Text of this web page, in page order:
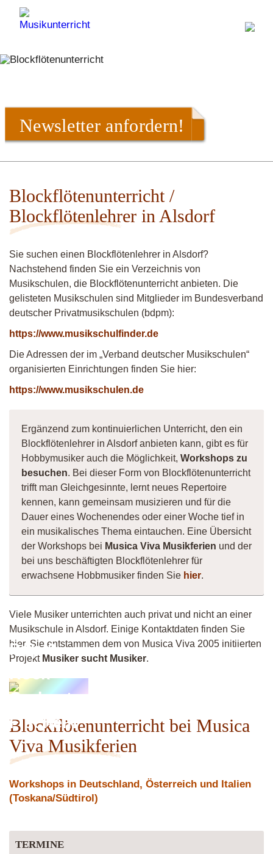
Newsletter anfordern!
Blockflötenunterricht /
Blockflötenlehrer in Alsdorf
Sie suchen einen Blockflötenlehrer in Alsdorf?
Nachstehend finden Sie ein Verzeichnis von
Musikschulen, die Blockflötenunterricht anbieten. Die
gelisteten Musikschulen sind Mitglieder im Bundesverband
deutscher Privatmusikschulen (bdpm):
https://www.musikschulfinder.de
Die Adressen der im „Verband deutscher Musikschulen“
organisierten Einrichtungen finden Sie hier:
https://www.musikschulen.de
Ergänzend zum kontinuierlichen Unterricht, den ein
Blockflötenlehrer in Alsdorf anbieten kann, gibt es für
Hobbymusiker auch die Möglichkeit, Workshops zu
besuchen. Bei dieser Form von Blockflötenunterricht
trifft man Gleichgesinnte, lernt neues Repertoire
kennen, kann gemeinsam musizieren und für die
Dauer eines Wochenendes oder einer Woche tief in
ein musikalisches Thema eintauchen. Eine Übersicht
der Workshops bei Musica Viva Musikferien und der
bei uns beschäftigten Blockflötenlehrer für
erwachsene Hobbmusiker finden Sie hier.
Viele Musiker unterrichten auch privat und nicht an einer
Musikschule in Alsdorf. Einige Kontaktdaten finden Sie
hier. Sie entstammen dem von Musica Viva 2005 initiierten
Projekt Musiker sucht Musiker.
Pop &
Rock
Orchester
Fischeln
Blockflötenunterricht bei Musica
Viva Musikferien
Workshops in Deutschland, Österreich und Italien
(Toskana/Südtirol)
TERMINE